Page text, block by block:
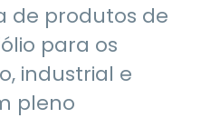
de produtos de
para os
industrial e
pleno